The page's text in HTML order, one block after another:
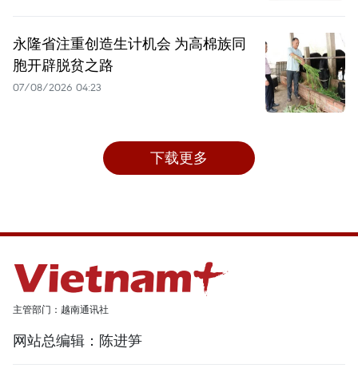
永隆省注重创造生计机会 为高棉族同
胞开辟脱贫之路
07/08/2026 04:23
下载更多
主管部门：越南通讯社
网站总编辑：陈进笋